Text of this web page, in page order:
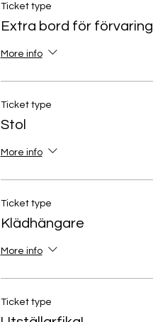
Ticket type
Extra bord för förvaring
More info
Ticket type
Stol
More info
Ticket type
Klädhängare
More info
Ticket type